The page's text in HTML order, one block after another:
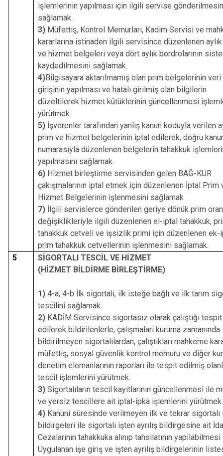
işlemlerinin yapılması için ilgili servise
sağlamak.
3)Müfettiş, Kontrol Memurları, Kadim Servisi ve
kararlarına istinaden ilgili servisince düzenlenen
ve hizmet belgeleri veya dört aylık bordrolarının
kaydedilmesini sağlamak.
4)Bilgisayara aktarılmamış olan prim belgelerinin veri
girişinin yapılması ve hatalı girilmiş olan bilgilerin
düzeltilerek hizmet kütüklerinin güncellenmesi
yürütmek.
5)İşverenler tarafından yanlış kanun koduyla verilen
prim ve hizmet belgelerinin iptal edilerek, doğru
numarasıyla düzenlenen belgelerin tahakkuk
yapılmasını sağlamak.
6)Hizmet birleştirme servisinden gelen BAĞ-KUR
çakışmalarının iptal etmek için düzenlenen İptal Prim
Hizmet Belgelerinin işlenmesini sağlamak
7)İlgili servislerce gönderilen geriye dönük prim
değişiklikleriyle ilgili düzenlenen el-iptal tahakkuk,
tahakkuk cetveli ve işsizlik primi için düzenlenen ek-
prim tahakkuk cetvellerinin işlenmesini sağlamak.
5
SİGORTALI TESCİL VE HİZMET
(HİZMET BİLDİRME BİRLEŞTİRME)
1) 4-a, 4-b İlk sigortalı, ilk isteğe bağlı ve ilk tarım
tescilini sağlamak.
2)KADİM Servisince sigortasız olarak çalıştığı tespit
edilerek bildirilenlerle, çalışmaları kuruma zamanında
bildirilmeyen sigortalılardan, çalıştıkları mahkeme
müfettiş, sosyal güvenlik kontrol memuru ve diğer
denetim elemanlarının raporları ile tespit edilmiş
tescil işlemlerini yürütmek.
3)Sigortalıların tescil kayıtlarının güncellenmesi ile
ve yersiz tescillere ait iptal-ipka işlemlerini yürütmek.
4)Kanuni süresinde verilmeyen ilk ve tekrar sigortalı
bildirgeleri ile sigortalı işten ayrılış bildirgesine ait
Cezalarının tahakkuka alınıp tahsilatının
Uygulanan işe giriş ve işten ayrılış bildirgelerinin